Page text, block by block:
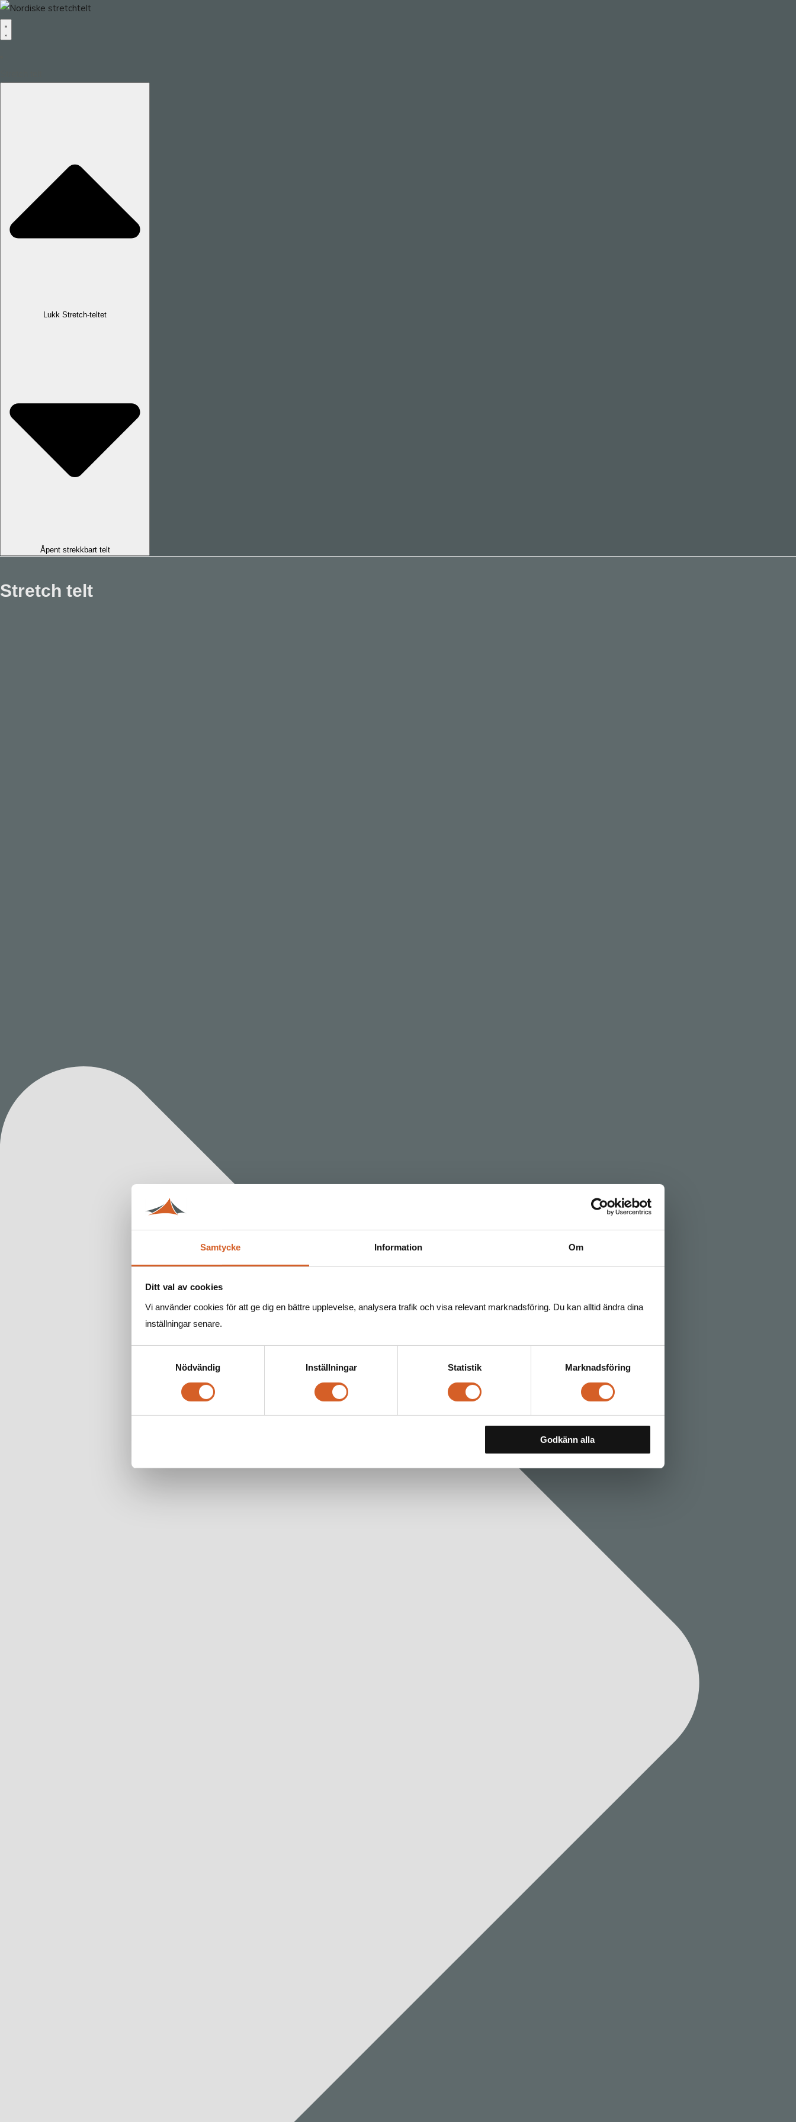
Samtycke Information Om
Ditt val av cookies
Vi använder cookies för att ge dig en bättre upplevelse, analysera trafik och visa relevant marknadsföring. Du kan alltid ändra dina
inställningar senare.
Nödvändig
Inställningar Statistik Marknadsföring
Godkänn alla
Lukk Stretch-teltet
Åpent strekkbart telt
Stretch telt